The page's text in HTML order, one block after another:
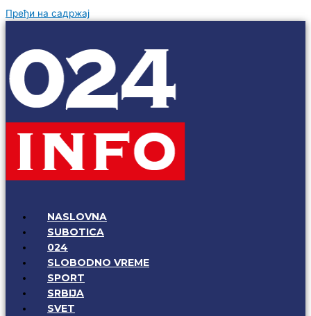
Пређи на садржај
NASLOVNA
SUBOTICA
024
SLOBODNO VREME
SPORT
SRBIJA
SVET